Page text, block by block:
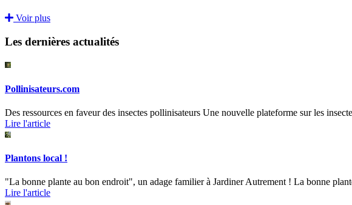
Voir plus
Les dernières actualités
Pollinisateurs.com
Des ressources en faveur des insectes pollinisateurs Une nouvelle plateforme sur les
Lire l'article
Plantons local !
"La bonne plante au bon endroit", un adage familier à Jardiner Autrement ! La bonne
Lire l'article